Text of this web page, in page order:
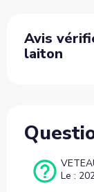
Avis
laiton
Le :